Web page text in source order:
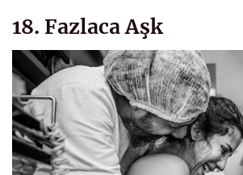
18. Fazlaca Aşk